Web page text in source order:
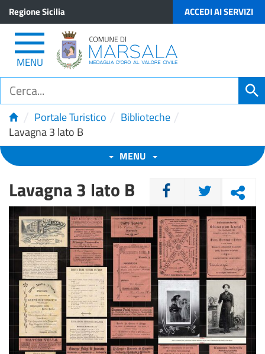
Regione Sicilia ACCEDI AI SERVIZI
MENU
Portale Turistico Biblioteche
Lavagna 3 lato B
MENU
CONDIVIDI
Lavagna 3 lato B